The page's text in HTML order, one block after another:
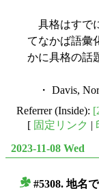
具格はすで
てなかば語彙
かに具格の話
・ Davis,
Referrer (Inside):
[ 固定リンク |
2023-11-08 Wed
#5308. 地名